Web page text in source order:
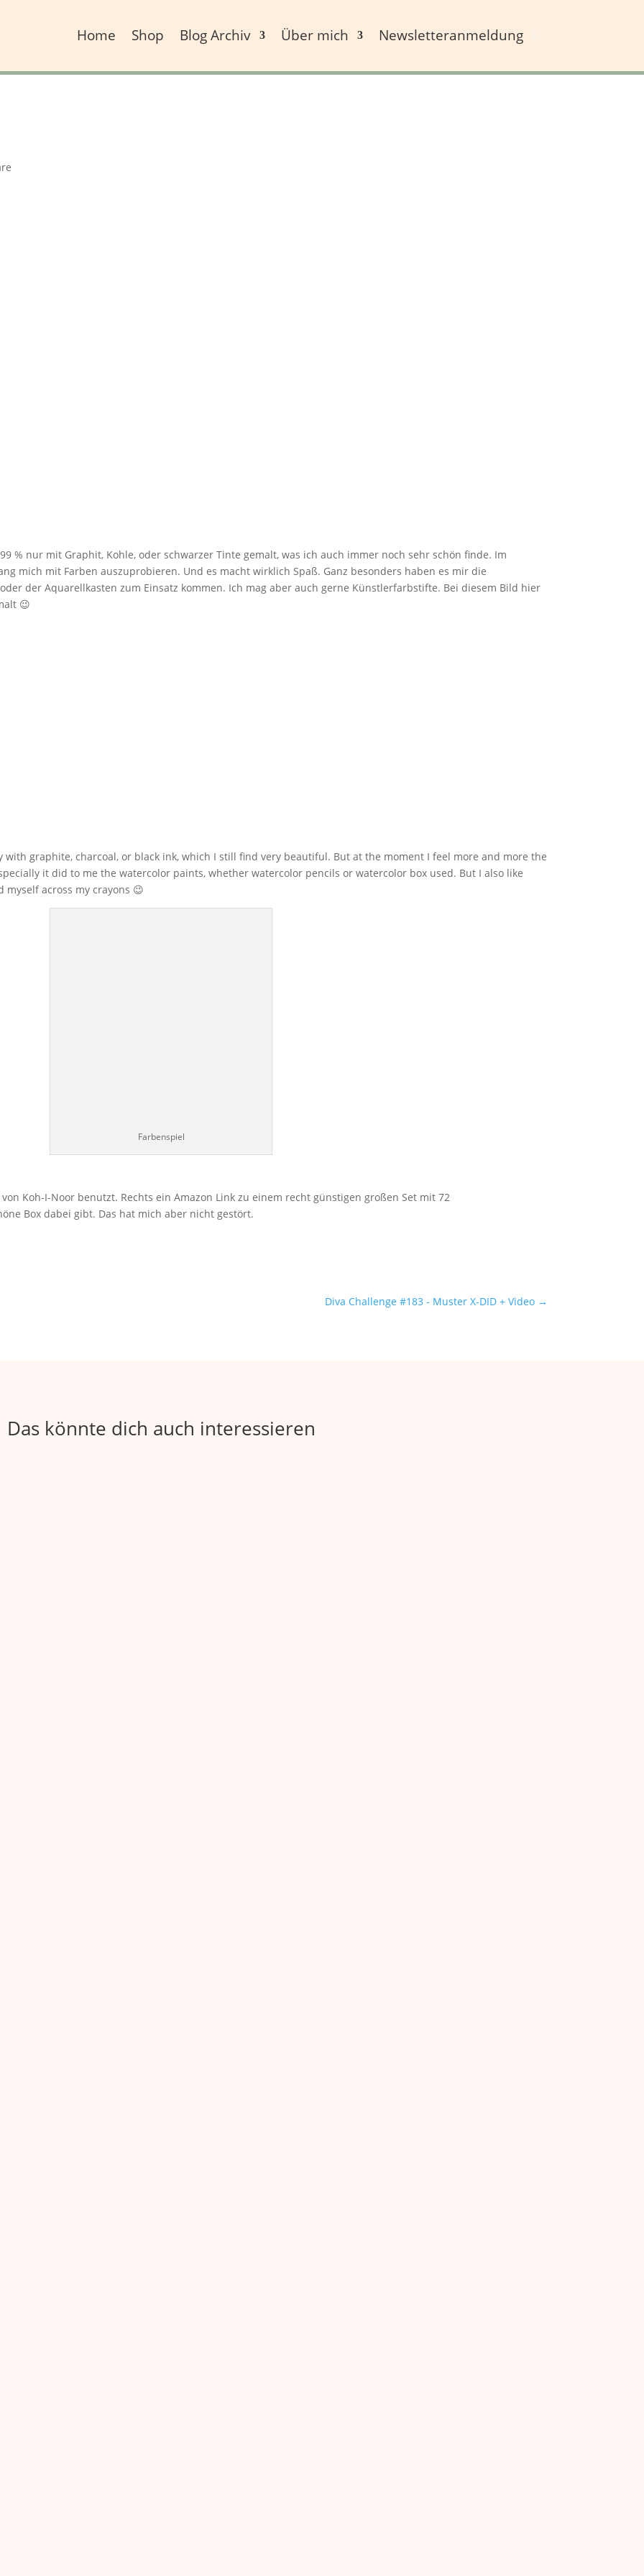
Home Shop Blog Archiv Über mich Newsletteranmeldung
% nur mit Graphit, Kohle, oder schwarzer Tinte gemalt, was ich auch immer noch sehr schön finde. Im
mich mit Farben auszuprobieren. Und es macht wirklich Spaß. Ganz besonders haben es mir die
der Aquarellkasten zum Einsatz kommen. Ich mag aber auch gerne Künstlerfarbstifte. Bei diesem Bild hier
😉
with graphite, charcoal, or black ink, which I still find very beautiful. But at the moment I feel more and more the
it did to me the watercolor paints, whether watercolor pencils or watercolor box used. But I also like
myself across my crayons 😉
Farbenspiel
Koh-I-Noor benutzt. Rechts ein Amazon Link zu einem recht günstigen großen Set mit 72
Box dabei gibt. Das hat mich aber nicht gestört.
Diva Challenge #183 - Muster X-DID + Video→
Das könnte dich auch interessieren